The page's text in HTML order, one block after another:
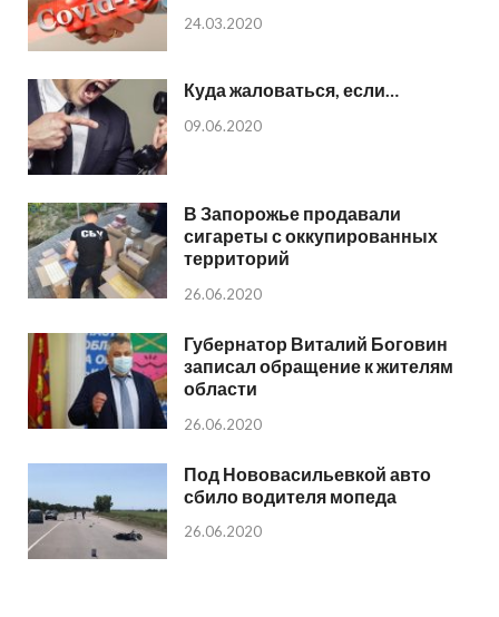
24.03.2020
Куда жаловаться, если…
09.06.2020
В Запорожье продавали
сигареты с оккупированных
территорий
26.06.2020
Губернатор Виталий Боговин
записал обращение к жителям
области
26.06.2020
Под Нововасильевкой авто
сбило водителя мопеда
26.06.2020